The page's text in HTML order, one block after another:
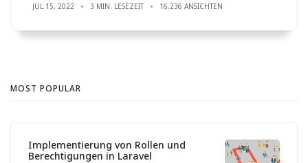
JUL 15, 2022 3 MIN. LESEZEIT 16,236 ANSICHTEN
MOST POPULAR
Implementierung von Rollen und
Berechtigungen in Laravel